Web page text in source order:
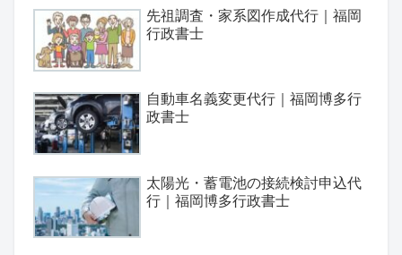
先祖調査・家系図作成代行｜福岡
行政書士
自動車名義変更代行｜福岡博多行
政書士
太陽光・蓄電池の接続検討申込代
行｜福岡博多行政書士